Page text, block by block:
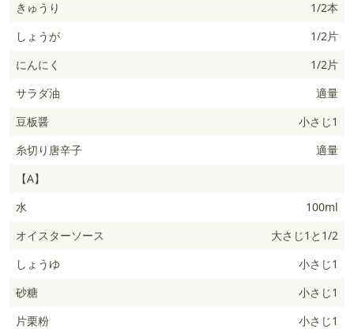
きゅうり
1/2本
しょうが
1/2片
にんにく
1/2片
サラダ油
適量
豆板醤
小さじ1
糸切り唐辛子
適量
【A】
水
100ml
オイスターソース
大さじ1と1/2
しょうゆ
小さじ1
砂糖
小さじ1
片栗粉
小さじ1